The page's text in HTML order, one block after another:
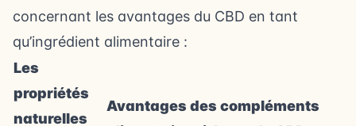
concernant les avantages du CBD en tant
qu’ingrédient alimentaire :
Les
propriétés
naturelles
Avantages des compléments